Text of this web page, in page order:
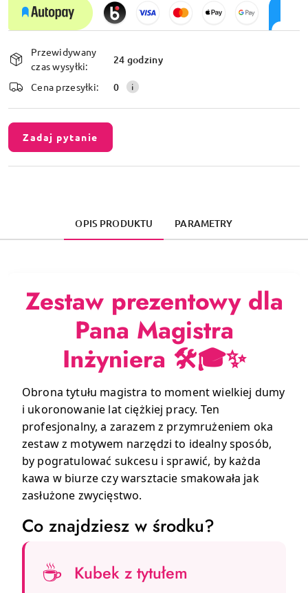
i
dostawa
Przewidywany
czas wysyłki:
24 godziny
Cena przesyłki: 0
Zadaj pytanie
OPIS PRODUKTU PARAMETRY
Zestaw prezentowy dla
Pana Magistra
Inżyniera 🛠️🎓✨
Obrona tytułu magistra to moment wielkiej dumy
i ukoronowanie lat ciężkiej pracy. Ten
profesjonalny, a zarazem z przymrużeniem oka
zestaw z motywem narzędzi to idealny sposób,
by pogratulować sukcesu i sprawić, by każda
kawa w biurze czy warsztacie smakowała jak
zasłużone zwycięstwo.
Co znajdziesz w środku?
☕ Kubek z tytułem